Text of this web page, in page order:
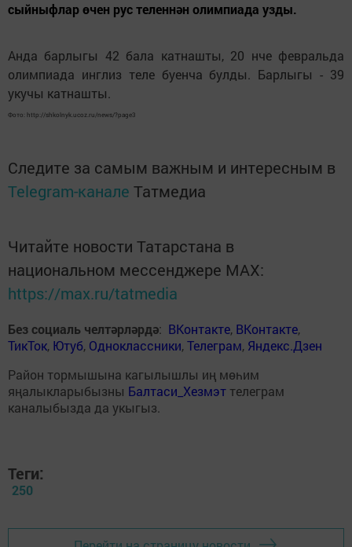
сыйныфлар өчен рус теленнән олимпиада узды.
Анда барлыгы 42 бала катнашты, 20 нче февральда
олимпиада инглиз теле буенча булды. Барлыгы - 39
укучы катнашты.
Фото: http://shkolnyk.ucoz.ru/news/?page3
Следите за самым важным и интересным в
Telegram-канале Татмедиа
Читайте новости Татарстана в
национальном мессенджере MАХ:
https://max.ru/tatmedia
Без социаль челтәрләрдә: ВКонтакте, ВКонтакте,
ТикТок, Ютуб, Одноклассники,Телеграм, Яндекс.Дзен
Район тормышына кагылышлы иң мөһим
яңалыкларыбызны Балтаси_Хезмэт телеграм
каналыбызда да укыгыз.
Теги:
250